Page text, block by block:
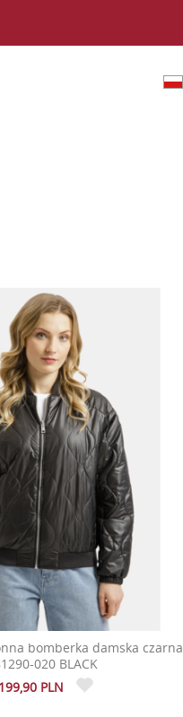
bomberka damska czarna
020 BLACK
199,90 PLN